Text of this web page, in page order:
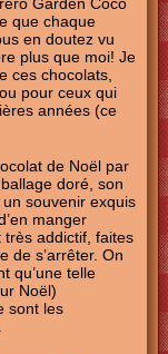
Garden Coco
que chaque
en doutez vu
plus que moi! Je
ces chocolats,
pour ceux qui
années (ce
de Noël par
doré, son
souvenir exquis
manger
très addictif, faites
de s’arrêter. On
qu’une telle
Noël)
sont les